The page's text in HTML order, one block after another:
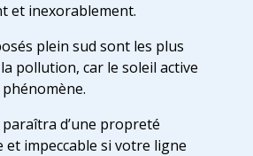
et inexorablement.
plein sud sont les plus
pollution, car le soleil active
d’une propreté
impeccable si votre ligne